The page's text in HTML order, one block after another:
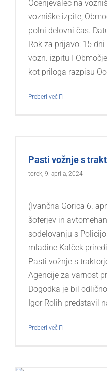
Ocenjevalec na
vozniške izpite,
polni delovni čas.
Rok za prijavo: 15
vozn. izpitu I
kot priloga razpisu
Preberi več
Pasti vožnje s
torek, 9. aprila, 2024
(Ivančna Gorica 6.
šoferjev in
sodelovanju s
mladine Kalček
Pasti vožnje s
Agencije za varnost
Dogodka je bil
Igor Rolih predstavil
Preberi več